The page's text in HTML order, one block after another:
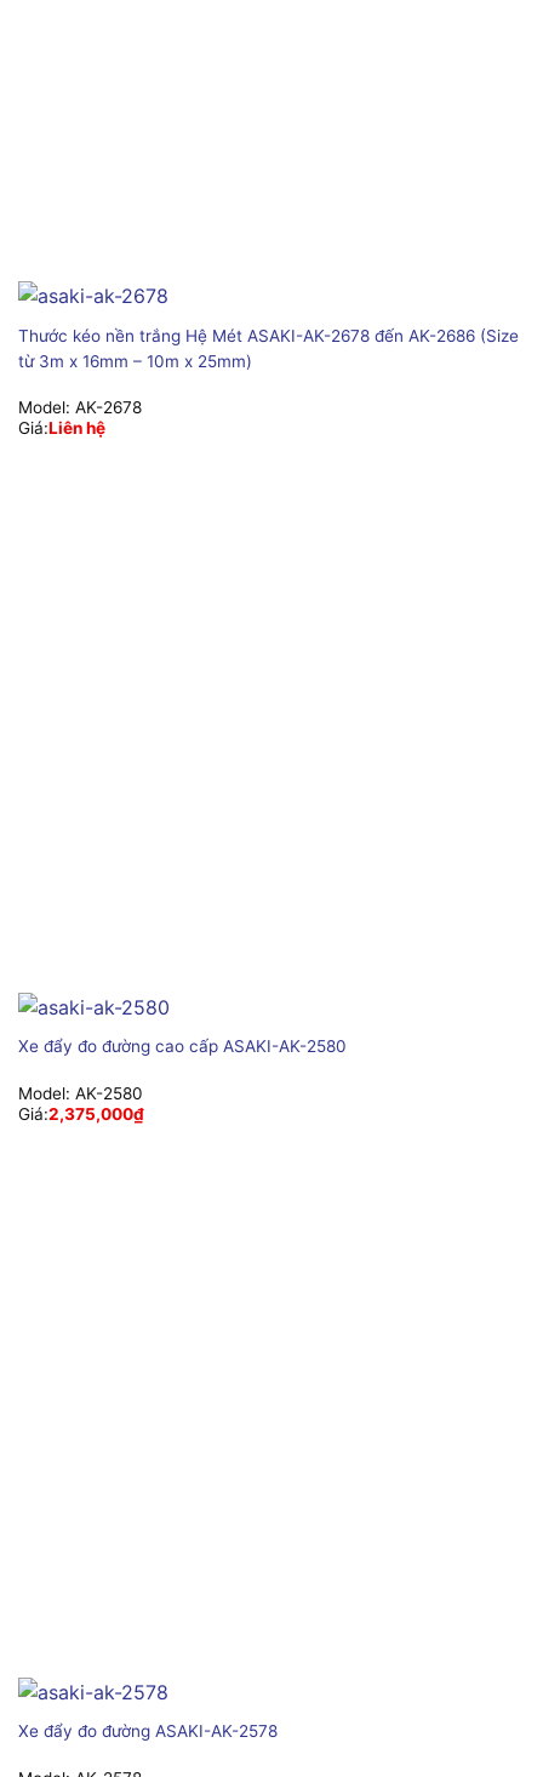
Thước kéo nền trắng Hệ Mét ASAKI-AK-2678 đến AK-2686 (Size
từ 3m x 16mm – 10m x 25mm)
Model: AK-2678
Giá:Liên hệ
Xe đẩy đo đường cao cấp ASAKI-AK-2580
Model: AK-2580
Giá:2,375,000₫
Xe đẩy đo đường ASAKI-AK-2578